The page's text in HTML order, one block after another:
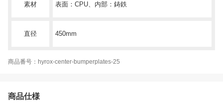
素材 表面：CPU、内部：鋳鉄
直径 450mm
商品番号：hyrox-center-bumperplates-25
商品仕様